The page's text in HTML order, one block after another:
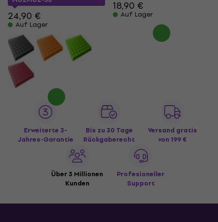
24,90 €
Auf Lager
18,90 €
Auf Lager
Erweiterte 3-
Jahres-Garantie
Bis zu 30 Tage
Rückgaberecht
Versand gratis
von 199 €
Über 3 Millionen
Kunden
Profesioneller
Support